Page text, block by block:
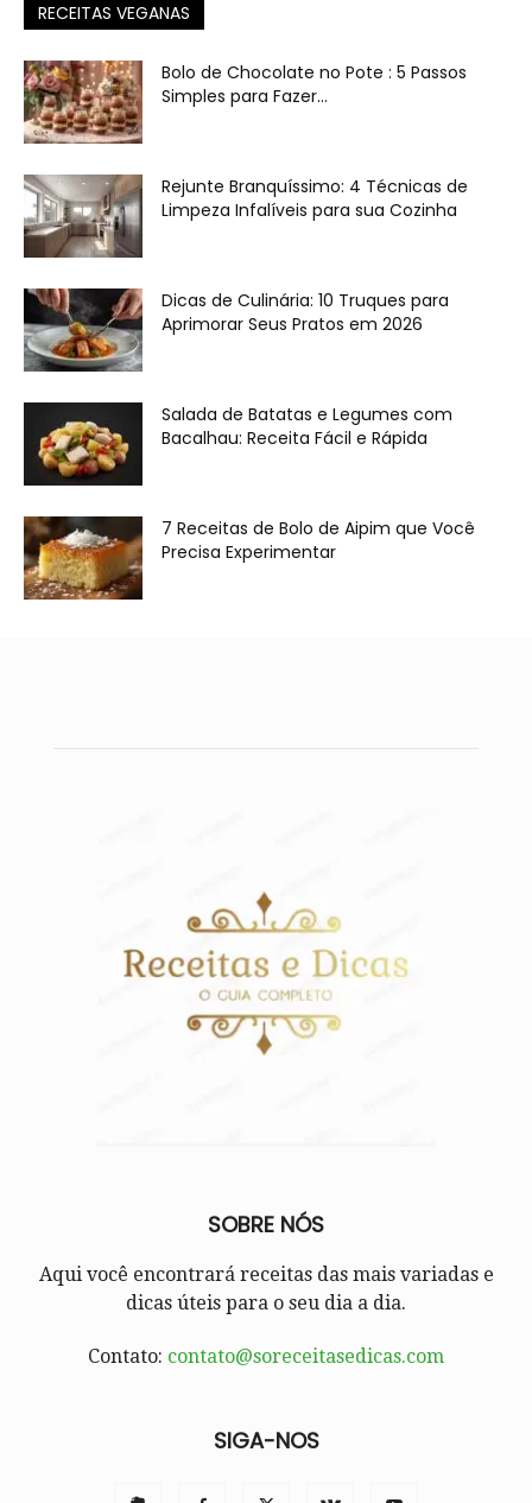
RECEITAS VEGANAS
Bolo de Chocolate no Pote : 5 Passos
Simples para Fazer...
Rejunte Branquíssimo: 4 Técnicas de
Limpeza Infalíveis para sua Cozinha
Dicas de Culinária: 10 Truques para
Aprimorar Seus Pratos em 2026
Salada de Batatas e Legumes com
Bacalhau: Receita Fácil e Rápida
7 Receitas de Bolo de Aipim que Você
Precisa Experimentar
SOBRE NÓS
Aqui você encontrará receitas das mais variadas e
dicas úteis para o seu dia a dia.
Contato: contato@soreceitasedicas.com
SIGA-NOS